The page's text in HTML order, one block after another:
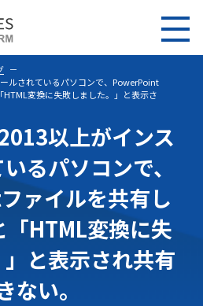
ルされているパソコンで、PowerPoint
変換に失敗しました。」と表示さ
以上がインス
るパソコンで、
ァイルを共有し
「HTML変換に失
と表示され共有
ない。